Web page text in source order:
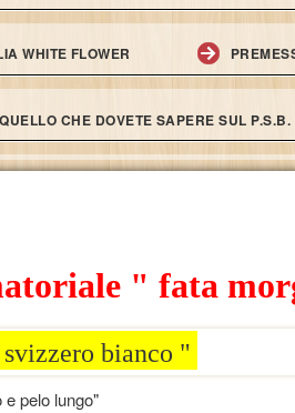
WHITE FLOWER
QUELLO CHE DOVETE SAPERE SUL P.S.B.
" fata
svizzero bianco "
*